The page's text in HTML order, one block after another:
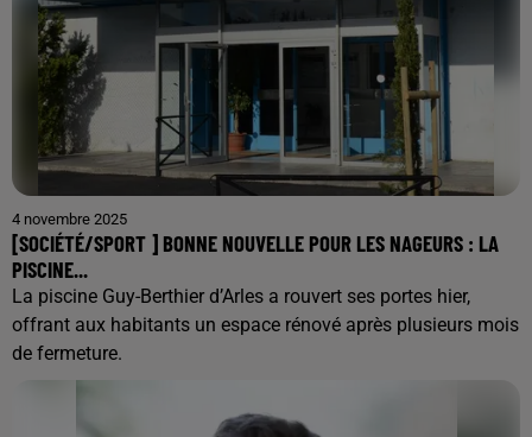
4 novembre 2025
[SOCIÉTÉ/SPORT ] BONNE NOUVELLE POUR LES NAGEURS : LA
PISCINE...
La piscine Guy-Berthier d’Arles a rouvert ses portes hier,
offrant aux habitants un espace rénové après plusieurs mois
de fermeture.